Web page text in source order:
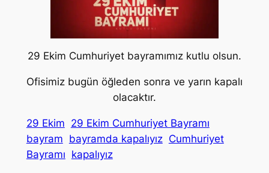
29 Ekim Cumhuriyet bayramımız kutlu olsun.
Ofisimiz bugün öğleden sonra ve yarın kapalı
olacaktır.
29 Ekim 29 Ekim Cumhuriyet Bayramı
bayram bayramda kapalıyız Cumhuriyet
Bayramı kapalıyız